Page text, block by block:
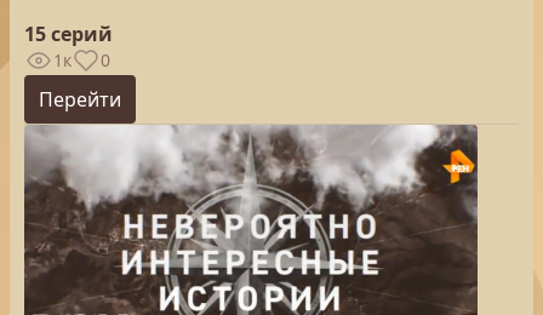
15 серий
1к 0
Перейти